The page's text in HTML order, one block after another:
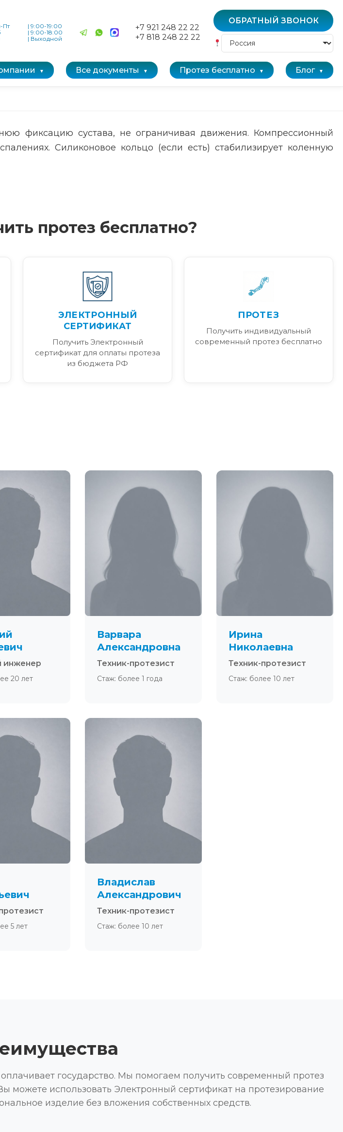
Пт | 9:00-19:00
| 9:00-18:00
| Выходной
+7 921 248 22 22
+7 818 248 22 22
ОБРАТНЫЙ ЗВОНОК
Все документы Протез бесплатно Блог
фиксацию сустава, не ограничивая движения. Компрессионный
Силиконовое кольцо (если есть) стабилизирует коленную
протез бесплатно?
ЭЛЕКТРОННЫЙ
СЕРТИФИКАТ
Получить Электронный
сертификат для оплаты протеза
из бюджета РФ
ПРОТЕЗ
Получить индивидуальный
современный протез бесплатно
инженер
20 лет
Варвара
Александровна
Техник-протезист
Стаж: более 1 года
Ирина
Николаевна
Техник-протезист
Стаж: более 10 лет
5 лет
Владислав
Александрович
Техник-протезист
Стаж: более 10 лет
государство. Мы помогаем получить современный протез
использовать Электронный сертификат на протезирование
изделие без вложения собственных средств.